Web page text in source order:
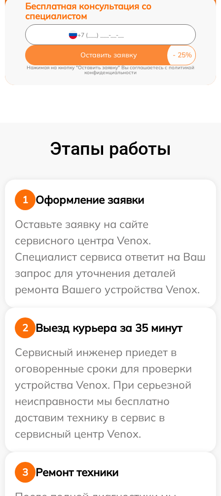
Бесплатная консультация со
специалистом
Оставить заявку
Нажимая на кнопку "Оставить заявку" Вы соглашаетесь cполитикой
конфиденциальности
Этапы работы
1
Оформление заявки
Оставьте заявку на сайте
сервисного центра Venox.
Специалист сервиса ответит на Ваш
запрос для уточнения деталей
ремонта Вашего устройства Venox.
2
Выезд курьера за 35 минут
Сервисный инженер приедет в
оговоренные сроки для проверки
устройства Venox. При серьезной
неисправности мы бесплатно
доставим технику в сервис в
сервисный центр Venox.
3
Ремонт техники